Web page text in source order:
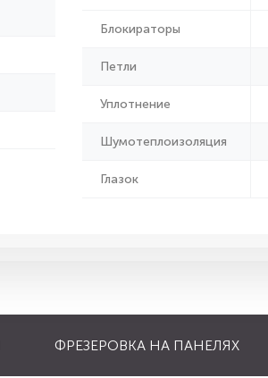
Блокираторы
Петли
Уплотнение
Шумотеплоизоляция
Глазок
ФРЕЗЕРОВКА НА ПАНЕЛЯХ